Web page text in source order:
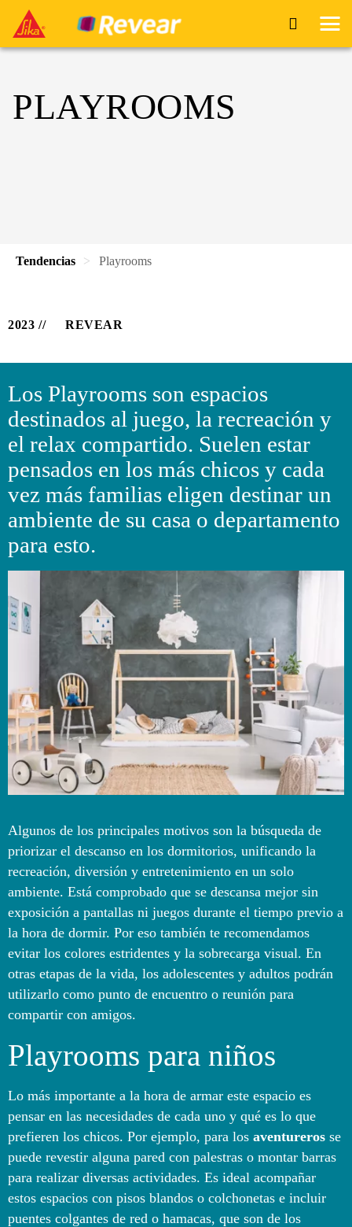
PLAYROOMS
Tendencias Playrooms
2023 REVEAR
Los Playrooms son espacios
destinados al juego, la recreación y
el relax compartido. Suelen estar
pensados en los más chicos y cada
vez más familias eligen destinar un
ambiente de su casa o departamento
para esto.
Algunos de los principales motivos son la búsqueda de
priorizar el descanso en los dormitorios, unificando la
recreación, diversión y entretenimiento en un solo
ambiente. Está comprobado que se descansa mejor sin
exposición a pantallas ni juegos durante el tiempo previo a
la hora de dormir. Por eso también te recomendamos
evitar los colores estridentes y la sobrecarga visual. En
otras etapas de la vida, los adolescentes y adultos podrán
utilizarlo como punto de encuentro o reunión para
compartir con amigos.
Playrooms para niños
Lo más importante a la hora de armar este espacio es
pensar en las necesidades de cada uno y qué es lo que
prefieren los chicos. Por ejemplo, para los aventureros se
puede revestir alguna pared con palestras o montar barras
para realizar diversas actividades. Es ideal acompañar
estos espacios con pisos blandos o colchonetas e incluir
puentes colgantes de red o hamacas, que son de los